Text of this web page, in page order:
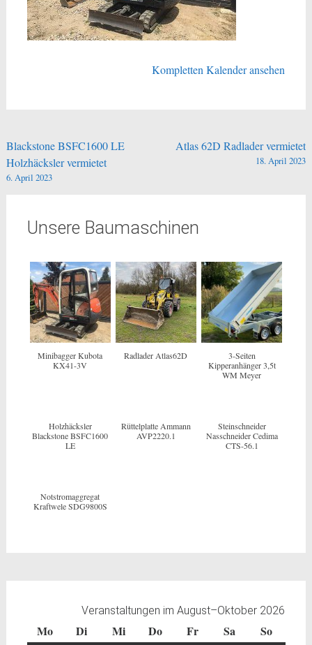
Kompletten Kalender ansehen
Beitragsnavigation
Blackstone BSFC1600 LE
Holzhäcksler vermietet
6. April 2023
Atlas 62D Radlader vermietet
18. April 2023
Unsere Baumaschinen
Minibagger Kubota
KX41-3V
Radlader Atlas62D
3-Seiten
Kipperanhänger 3,5t
WM Meyer
Holzhäcksler
Blackstone BSFC1600
LE
Rüttelplatte Ammann
AVP2220.1
Steinschneider
Nasschneider Cedima
CTS-56.1
Notstromaggregat
Kraftwele SDG9800S
Veranstaltungen im August–Oktober 2026
Mo Montag
Di Dienstag
MiMittwoch
Do Donnerstag
FrFreitag
SaSamstag
SoSonntag